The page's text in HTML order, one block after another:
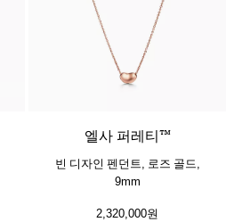
엘사 퍼레티™
빈 디자인 펜던트, 로즈 골드,
9mm
2,320,000원